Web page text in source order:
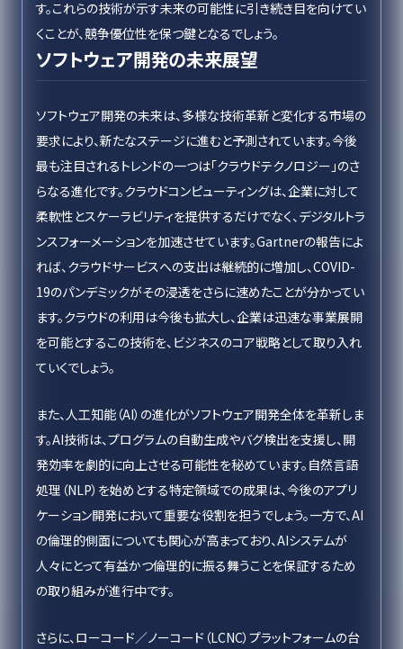
す。これらの技術が示す未来の可能性に引き続き目を向けてい
くことが、競争優位性を保つ鍵となるでしょう。
ソフトウェア開発の未来展望
ソフトウェア開発の未来は、多様な技術革新と変化する市場の
要求により、新たなステージに進むと予測されています。今後
最も注目されるトレンドの一つは「クラウドテクノロジー」のさ
らなる進化です。クラウドコンピューティングは、企業に対して
柔軟性とスケーラビリティを提供するだけでなく、デジタルトラ
ンスフォーメーションを加速させています。Gartnerの報告によ
れば、クラウドサービスへの支出は継続的に増加し、COVID-
19のパンデミックがその浸透をさらに速めたことが分かってい
ます。クラウドの利用は今後も拡大し、企業は迅速な事業展開
を可能とするこの技術を、ビジネスのコア戦略として取り入れ
ていくでしょう。
また、人工知能（AI）の進化がソフトウェア開発全体を革新しま
す。AI技術は、プログラムの自動生成やバグ検出を支援し、開
発効率を劇的に向上させる可能性を秘めています。自然言語
処理（NLP）を始めとする特定領域での成果は、今後のアプリ
ケーション開発において重要な役割を担うでしょう。一方で、AI
の倫理的側面についても関心が高まっており、AIシステムが
人々にとって有益かつ倫理的に振る舞うことを保証するため
の取り組みが進行中です。
さらに、ローコード／ノーコード（LCNC）プラットフォームの台